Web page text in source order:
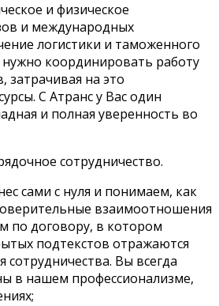
и физическое
и международных
логистики и таможенного
координировать работу
затрачивая на это
С Атранс у Вас один
и полная уверенность во
сотрудничество.
сами с нуля и понимаем, как
взаимоотношения
по договору, в котором
подтекстов отражаются
Вы всегда
в нашем профессионализме,